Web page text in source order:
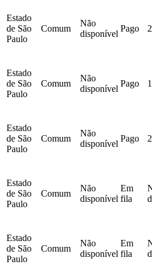
Estado
de São
Paulo
Comum
Não
disponível
Pago
Estado
de São
Paulo
Comum
Não
disponível
Pago
Estado
de São
Paulo
Comum
Não
disponível
Pago
Estado
de São
Paulo
Comum
Não
disponível
Em
fila
Estado
de São
Paulo
Comum
Não
disponível
Em
fila